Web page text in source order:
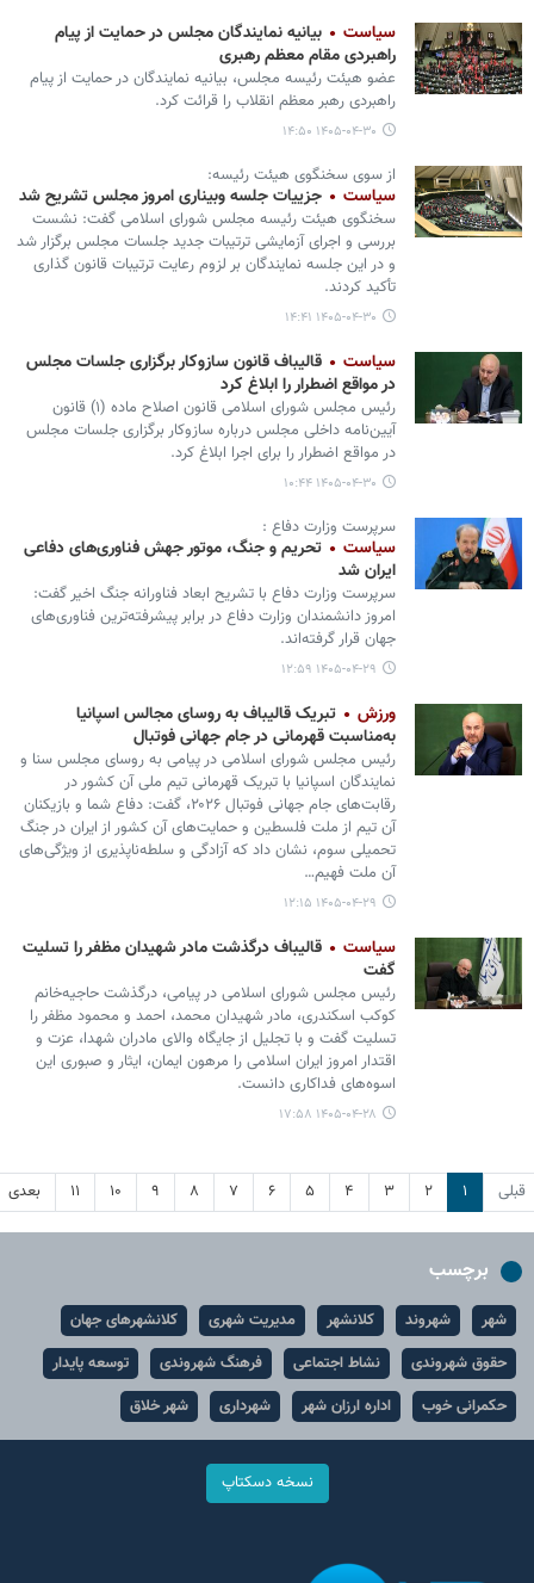
سیاست
بیانیه نمایندگان مجلس در حمایت از پیام
راهبردی مقام معظم رهبری
عضو هیئت رئیسه مجلس، بیانیه نمایندگان در حمایت از پیام
راهبردی رهبر معظم انقلاب را قرائت کرد.
۱۴۰۵-۰۴-۳۰ ۱۴:۵۰
از سوی سخنگوی هیئت رئیسه:
سیاست جزییات جلسه وبیناری امروز مجلس تشریح شد
سخنگوی هیئت رئیسه مجلس شورای اسلامی گفت: نشست
بررسی و اجرای آزمایشی ترتیبات جدید جلسات مجلس برگزار شد
و در این جلسه نمایندگان بر لزوم رعایت ترتیبات قانون گذاری
تأکید کردند.
۱۴۰۵-۰۴-۳۰ ۱۴:۴۱
سیاست
قالیباف قانون سازوکار برگزاری جلسات مجلس
در مواقع اضطرار را ابلاغ کرد
رئیس مجلس شورای اسلامی قانون اصلاح ماده (۱) قانون
آیین‌نامه داخلی مجلس درباره سازوکار برگزاری جلسات مجلس
در مواقع اضطرار را برای اجرا ابلاغ کرد.
۱۴۰۵-۰۴-۳۰ ۱۰:۴۴
سرپرست وزارت دفاع :
سیاست
تحریم و جنگ، موتور جهش فناوری‌های دفاعی
ایران شد
سرپرست وزارت دفاع با تشریح ابعاد فناورانه جنگ اخیر گفت:
امروز دانشمندان وزارت دفاع در برابر پیشرفته‌ترین فناوری‌های
جهان قرار گرفته‌اند.
۱۴۰۵-۰۴-۲۹ ۱۲:۵۹
ورزش
تبریک قالیباف به روسای مجالس اسپانیا
به‌مناسبت قهرمانی در جام جهانی فوتبال
رئیس مجلس شورای اسلامی در پیامی به روسای مجلس سنا و
نمایندگان اسپانیا با تبریک قهرمانی تیم ملی آن کشور در
رقابت‌های جام جهانی فوتبال ۲۰۲۶، گفت: دفاع شما و بازیکنان
آن تیم از ملت فلسطین و حمایت‌های آن کشور از ایران در جنگ
تحمیلی سوم، نشان داد که آزادگی و سلطه‌ناپذیری از ویژگی‌های
آن ملت فهیم…
۱۴۰۵-۰۴-۲۹ ۱۲:۱۵
سیاست
قالیباف درگذشت مادر شهیدان مظفر را تسلیت
گفت
رئیس مجلس شورای اسلامی در پیامی، درگذشت حاجیه‌خانم
کوکب اسکندری، مادر شهیدان محمد، احمد و محمود مظفر را
تسلیت گفت و با تجلیل از جایگاه والای مادران شهدا، عزت و
اقتدار امروز ایران اسلامی را مرهون ایمان، ایثار و صبوری این
اسوه‌های فداکاری دانست.
۱۴۰۵-۰۴-۲۸ ۱۷:۵۸
قبلی ۱ ۲ ۳ ۴ ۵ ۶ ۷ ۸ ۹ ۱۰ ۱۱ بعدی
برچسب
شهر شهروند کلانشهر مدیریت شهری
کلانشهرهای جهان
حقوق شهروندی
نشاط اجتماعی فرهنگ شهروندی
توسعه پایدار
حکمرانی خوب
اداره ارزان شهر شهرداری شهر خلاق
نسخه دسکتاپ